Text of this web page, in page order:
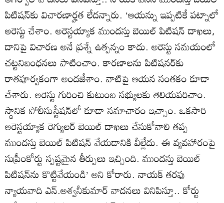
పిటిషన్‌కు విచారణార్హత లేదన్నారు. ‘ఆయన్ను ఇప్పటికే పట్నాలో
అరెస్టు చేశాం. అరెస్టయ్యాక ముందస్తు బెయిల్‌ పిటిషన్‌ దాఖలు,
దానిపై విచారణ అనే ప్రశ్నే ఉత్పన్నం కాదు. అరెస్టు సమయంలో
చట్టనిబంధనలు పాటించాం. కారణాలను పిటిషనర్‌కు
రాతపూర్వకంగా అందజేశాం. వాటిపై ఆయన సంతకం కూడా
చేశారు. అరెస్టు గురించి కుటుంబ సభ్యులకు తెలియపరిచాం.
స్థానిక పోలీసుస్టేషన్‌లో కూడా సమాచారం ఇచ్చాం. ఒకసారి
అరెస్టయ్యాక రెగ్యులర్‌ బెయిల్‌ దాఖలు చేసుకోవాలి తప్ప
ముందస్తు బెయిల్‌ పిటిషన్‌ వేయడానికి వీల్లేదు. ఈ వ్యవహారంపై
సుప్రీంకోర్టు స్పష్టమైన తీర్పులు ఇచ్చింది. ముందస్తు బెయిల్‌
పిటిషన్‌ను కొట్టివేయండి’ అని కోరారు. నాయక్‌ తరఫు
న్యాయవాది ఎన్‌.అశ్వనీకుమార్‌ వాదనలు వినిపిస్తూ.. కోర్టు